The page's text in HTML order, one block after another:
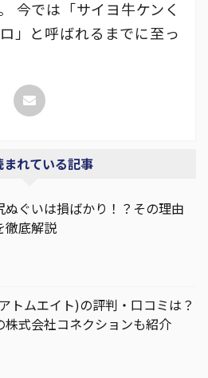
今では「サイヨ牛ケンく
」と呼ばれるまでに至っ
まれている記事
ぬぐいは損ばかり！？その理由
徹底解説
トムエイト)の評判・口コミは？
株式会社コネクションも紹介